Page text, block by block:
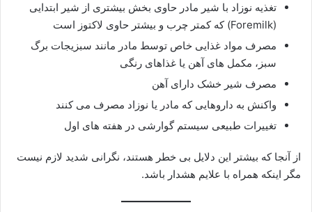
تغذیه نوزاد با شیر مادر حاوی بخش بیشتری از شیر ابتدایی
(Foremilk) که کمتر چرب و بیشتر حاوی لاکتوز است
مصرف مواد غذایی خاص توسط مادر مانند سبزیجات برگ
سبز، مکمل های آهن یا غذاهای رنگی
مصرف شیر خشک دارای آهن
واکنش به داروهایی که مادر یا نوزاد مصرف می کنند
تغییرات طبیعی سیستم گوارشی در هفته های اول
از آنجا که بیشتر این دلایل بی خطر هستند، نگرانی شدید لازم نیست
مگر اینکه همراه با علایم هشدار باشد.